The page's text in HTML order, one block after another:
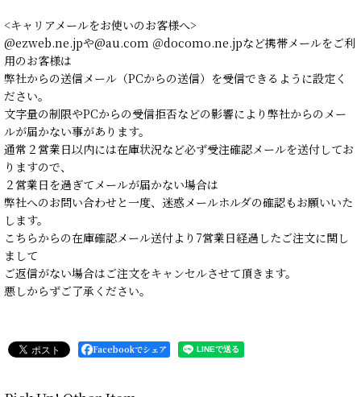
<キャリアメールをお使いのお客様へ>
@ezweb.ne.jpや@au.com ＠docomo.ne.jpなど携帯メールをご利
用のお客様は
弊社からの送信メール（PCからの送信）を受信できるように設定く
ださい。
文字量の制限やPCからの受信拒否などの影響により弊社からのメー
ルが届かない事があります。
通常２営業日以内には在庫状況など必ず受注確認メールを送付してお
りますので、
２営業日を過ぎてメールが届かない場合は
弊社へのお問い合わせと一度、迷惑メールホルダの確認もお願いいた
します。
こちらからの在庫確認メール送付より7営業日経過したご注文に関し
まして
ご返信がない場合はご注文をキャンセルさせて頂きます。
悪しからずご了承ください。
Facebookでシェア